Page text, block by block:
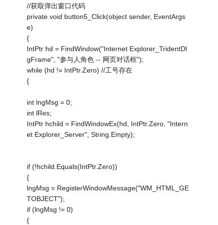
//获取弹出窗口代码
private void button5_Click(object sender, EventArgs
e)
{
IntPtr hd = FindWindow("Internet Explorer_TridentDl
gFrame", "参与人角色 -- 网页对话框");
while (hd != IntPtr.Zero) //工号存在
{
int lngMsg = 0;
int lRes;
IntPtr hchild = FindWindowEx(hd, IntPtr.Zero, "Intern
et Explorer_Server", String.Empty);
if (!hchild.Equals(IntPtr.Zero))
{
lngMsg = RegisterWindowMessage("WM_HTML_GE
TOBJECT");
if (lngMsg != 0)
{